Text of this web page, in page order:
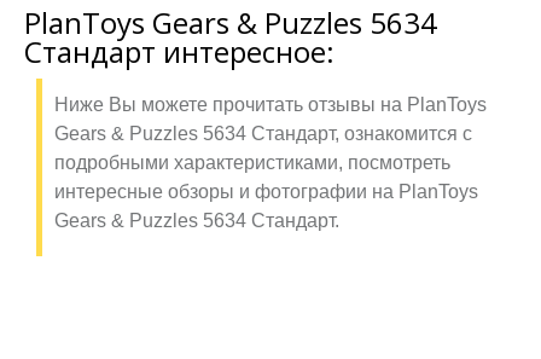
PlanToys Gears & Puzzles 5634
Стандарт интересное:
Ниже Вы можете прочитать отзывы на PlanToys
Gears & Puzzles 5634 Стандарт, ознакомится с
подробными характеристиками, посмотреть
интересные обзоры и фотографии на PlanToys
Gears & Puzzles 5634 Стандарт.